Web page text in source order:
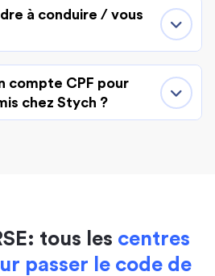
à conduire / vous
compte CPF pour
chez Stych ?
tous les centres
passer le code de